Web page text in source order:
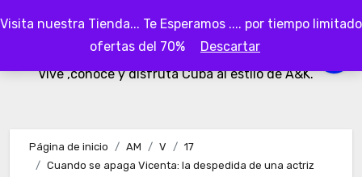
Visita nuestra Tienda... Te Esperamos .... por tiempo limitado
ofertas del 70%
Descartar
al
AKubaa
Vive ,conoce y disfruta Cuba al estilo de A&K.
Página de inicio AM V
17
Cuando se apaga Vicenta: la despedida de una actriz